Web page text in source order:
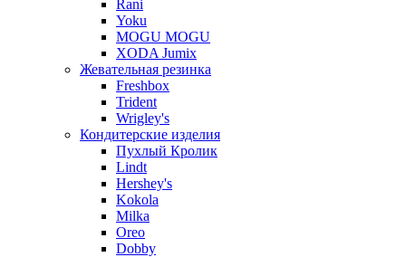
Rani
Yoku
MOGU MOGU
XODA Jumix
Жевательная резинка
Freshbox
Trident
Wrigley's
Кондитерские изделия
Пухлый Кролик
Lindt
Hershey's
Kokola
Milka
Oreo
Dobby